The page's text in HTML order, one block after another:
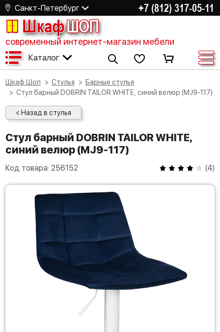
Санкт-Петербург +7 (812) 317-05-11
ШкафШОП
современный интернет-магазин мебели
Каталог
Шкаф Шоп Стулья
Барные стулья
Стул барный DOBRIN TAILOR WHITE, синий велюр (MJ9-117)
< Назад в стулья
Стул барный DOBRIN TAILOR WHITE,
синий велюр (MJ9-117)
Код товара: 256152 (4)